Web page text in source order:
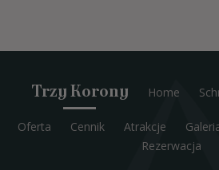
Trzy Korony Home
Oferta Cennik Atrakcje
Rezerwacja